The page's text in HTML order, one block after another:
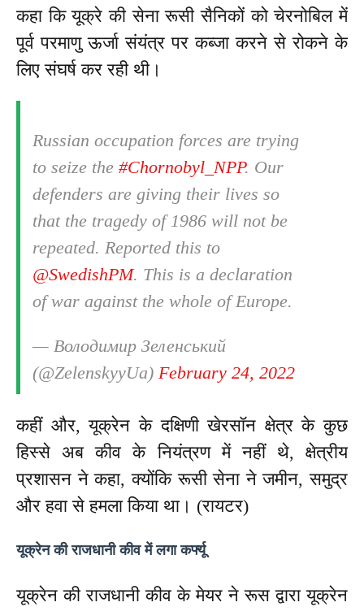
कहा कि यूक्रे की सेना रूसी सैनिकों को चेरनोबिल में
पूर्व परमाणु ऊर्जा संयंत्र पर कब्जा करने से रोकने के
लिए संघर्ष कर रही थी।
Russian occupation forces are trying
to seize the #Chornobyl_NPP. Our
defenders are giving their lives so
that the tragedy of 1986 will not be
repeated. Reported this to
@SwedishPM. This is a declaration
of war against the whole of Europe.
— Володимир Зеленський
(@ZelenskyyUa) February 24, 2022
कहीं और, यूक्रेन के दक्षिणी खेरसॉन क्षेत्र के कुछ
हिस्से अब कीव के नियंत्रण में नहीं थे, क्षेत्रीय
प्रशासन ने कहा, क्योंकि रूसी सेना ने जमीन, समुद्र
और हवा से हमला किया था। (रायटर)
यूक्रेन की राजधानी कीव में लगा कर्फ्यू
यूक्रेन की राजधानी कीव के मेयर ने रूस द्वारा यूक्रेन